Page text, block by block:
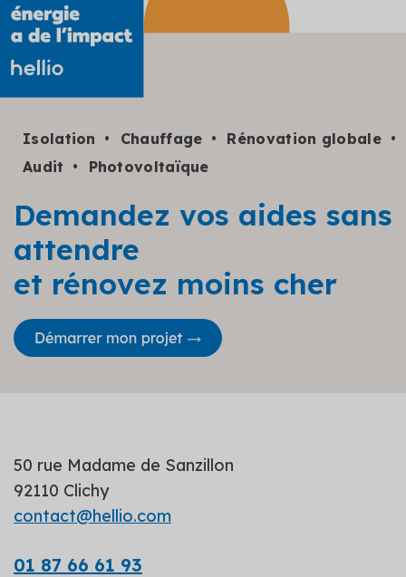
Isolation Chauffage
Rénovation globale
Audit
Photovoltaïque
Demandez vos aides sans
attendre
et rénovez moins cher
50 rue Madame de Sanzillon
92110 Clichy
contact@hellio.com
01 87 66 61 93